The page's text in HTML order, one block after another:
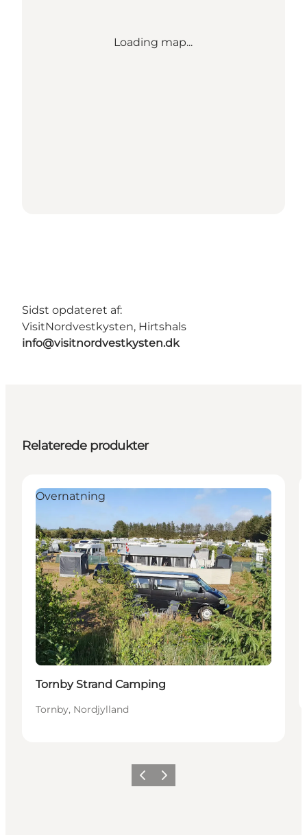
Loading map...
Sidst opdateret af:
VisitNordvestkysten, Hirtshals
info@visitnordvestkysten.dk
Relaterede produkter
Overnatning
Tornby Strand Camping
Tornby, Nordjylland
ForrigeNæste